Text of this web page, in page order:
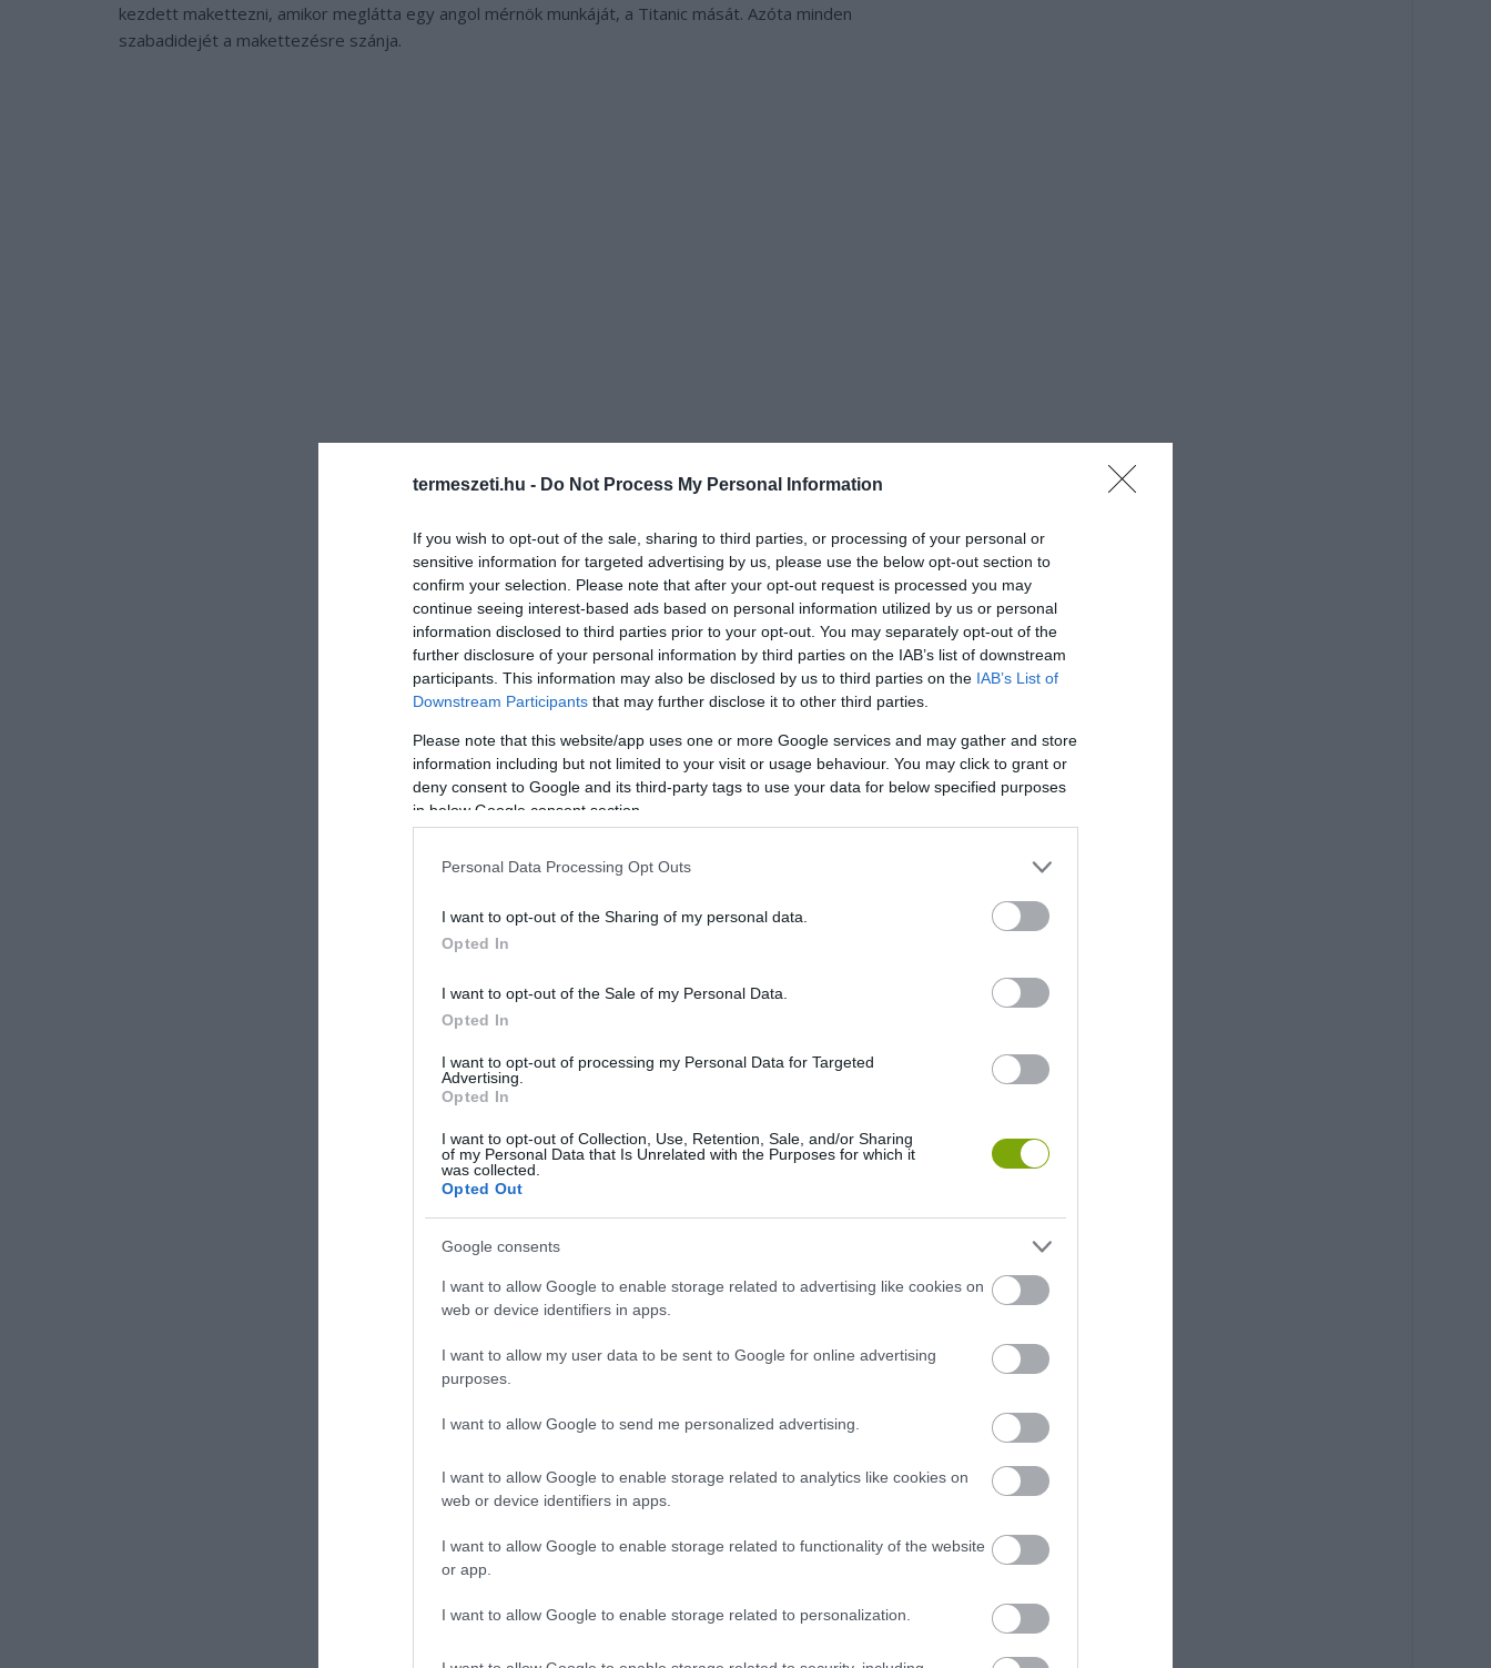
termeszeti.hu - Do Not Process My Personal Information
If you wish to opt-out of the sale, sharing to third parties, or processing of your personal or
sensitive information for targeted advertising by us, please use the below opt-out section to
confirm your selection. Please note that after your opt-out request is processed you may
continue seeing interest-based ads based on personal information utilized by us or personal
information disclosed to third parties prior to your opt-out. You may separately opt-out of the
further disclosure of your personal information by third parties on the IAB’s list of downstream
participants. This information may also be disclosed by us to third parties on the IAB’s List of
Downstream Participants that may further disclose it to other third parties.
Please note that this website/app uses one or more Google services and may gather and store
information including but not limited to your visit or usage behaviour. You may click to grant or
deny consent to Google and its third-party tags to use your data for below specified purposes
in below Google consent section.
Personal Data Processing Opt Outs
I want to opt-out of the Sharing of my personal data.
Opted In
I want to opt-out of the Sale of my Personal Data.
Opted In
I want to opt-out of processing my Personal Data for Targeted
Advertising.
Opted In
I want to opt-out of Collection, Use, Retention, Sale, and/or Sharing
of my Personal Data that Is Unrelated with the Purposes for which it
was collected.
Opted Out
Google consents
I want to allow Google to enable storage related to advertising like cookies on
web or device identifiers in apps.
I want to allow my user data to be sent to Google for online advertising
purposes.
I want to allow Google to send me personalized advertising.
I want to allow Google to enable storage related to analytics like cookies on
web or device identifiers in apps.
I want to allow Google to enable storage related to functionality of the website
or app.
I want to allow Google to enable storage related to personalization.
kezdett makettezni, amikor meglátta egy angol mérnök munkáját, a Titanic mását. Azóta minden
szabadidejét a makettezésre szánja.